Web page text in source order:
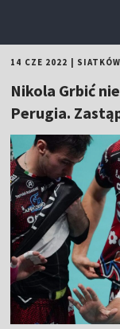
14 CZE 2022
Nikola Grbić
Perugia.